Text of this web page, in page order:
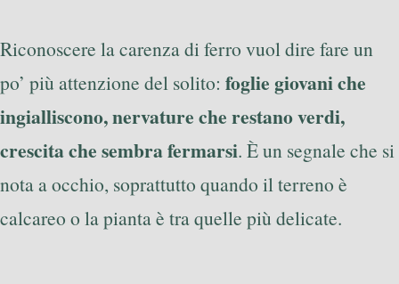
Riconoscere la carenza di ferro vuol dire fare un
po’ più attenzione del solito: foglie giovani che
ingialliscono, nervature che restano verdi,
crescita che sembra fermarsi. È un segnale che si
nota a occhio, soprattutto quando il terreno è
calcareo o la pianta è tra quelle più delicate.